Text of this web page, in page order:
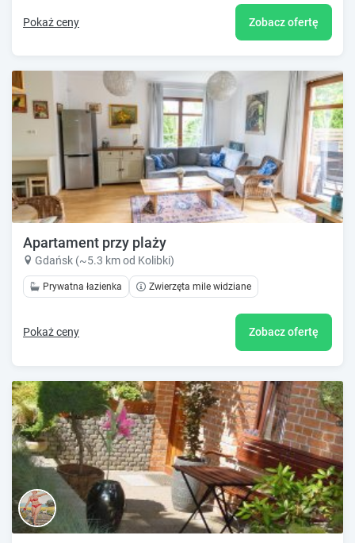
Pokaż ceny Zobacz ofertę
Apartament przy plaży
Gdańsk (~5.3 km od Kolibki)
Prywatna łazienka Zwierzęta mile widziane
Pokaż ceny Zobacz ofertę